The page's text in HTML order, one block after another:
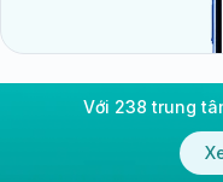
Với 238 trung